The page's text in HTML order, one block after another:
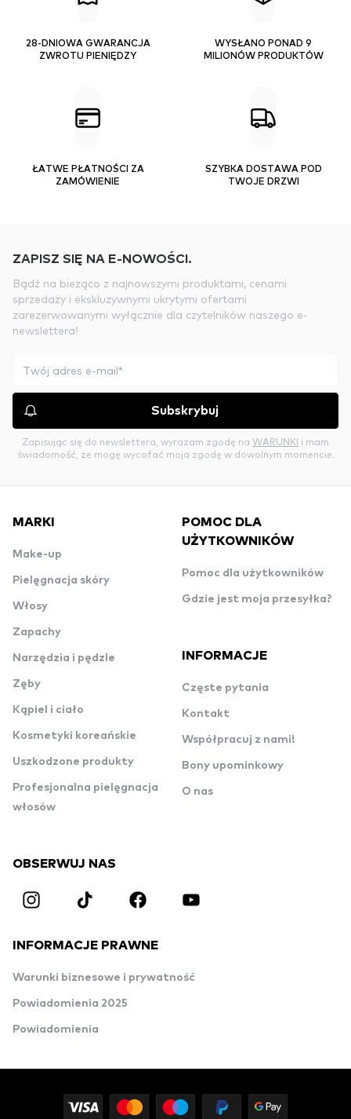
28-DNIOWA GWARANCJA
ZWROTU PIENIĘDZY
WYSŁANO PONAD 9
MILIONÓW PRODUKTÓW
ŁATWE PŁATNOŚCI ZA
ZAMÓWIENIE
SZYBKA DOSTAWA POD
TWOJE DRZWI
ZAPISZ SIĘ NA E-NOWOŚCI.
Bądź na bieżąco z najnowszymi produktami, cenami
sprzedaży i ekskluzywnymi ukrytymi ofertami
zarezerwowanymi wyłącznie dla czytelników naszego e-
newslettera!
Subskrybuj
Zapisując się do newslettera, wyrażam zgodę na WARUNKI i mam
świadomość, że mogę wycofać moja zgodę w dowolnym momencie.
MARKI
Make-up
Pielęgnacja skóry
Włosy
Zapachy
Narzędzia i pędzle
Zęby
Kąpiel i ciało
Kosmetyki koreańskie
Uszkodzone produkty
Profesjonalna pielęgnacja
włosów
POMOC DLA
UŻYTKOWNIKÓW
Pomoc dla użytkowników
Gdzie jest moja przesyłka?
INFORMACJE
Częste pytania
Kontakt
Współpracuj z nami!
Bony upominkowy
O nas
OBSERWUJ NAS
INFORMACJE PRAWNE
Warunki biznesowe i prywatność
Powiadomienia 2025
Powiadomienia